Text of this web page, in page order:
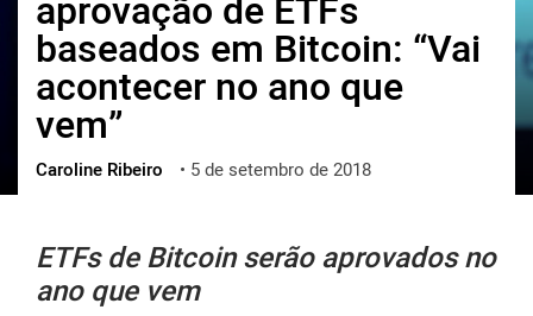
русский
한국어
العربية
ქართული
vietnamese
aprovação de ETFs
baseados em Bitcoin: “Vai
acontecer no ano que
vem”
Caroline Ribeiro • 5 de setembro de 2018
ETFs de Bitcoin serão aprovados no
ano que vem